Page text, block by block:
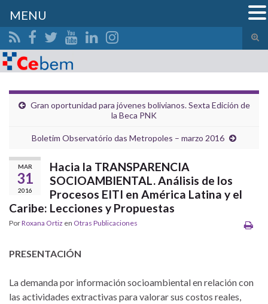
el
Search for:
Gran oportunidad para jóvenes bolivianos. Sexta Edición de
la Beca PNK
Boletim Observatório das Metropoles – marzo 2016
MAR
31
2016
Hacia la TRANSPARENCIA
SOCIOAMBIENTAL. Análisis de los
Procesos EITI en América Latina y el
Caribe: Lecciones y Propuestas
PorRoxana Ortiz en Otras Publicaciones
PRESENTACIÓN
La demanda por información socioambiental en relación con
las actividades extractivas para valorar sus costos reales,
MENU